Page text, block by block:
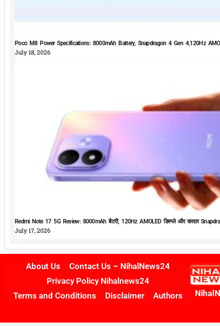
Poco M8 Power Specifications: 8000mAh Battery, Snapdragon 4 Gen 4,120Hz
July 18, 2026
Redmi Note 17 5G Review: 8000mAh बैटरी, 120Hz AMOLED डिस्प्ले और दमदार
July 17, 2026
About Us
Contact Us – NihalNews24
Privacy Policy Nihalnews24
Terms and Conditions
Disclaimer Authors